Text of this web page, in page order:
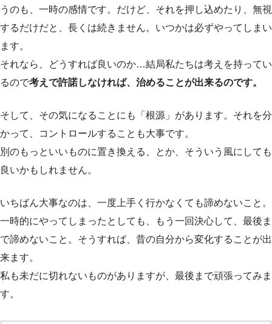
うのも、一時の感情です。だけど、それを押し込めたり、無視
するだけだと、長くは続きません。いつかは必ずやってしまい
ます。
それなら、どうすれば良いのか…結局私たちは考えを持ってい
るので考えで許諾しなければ、治めることが出来るのです。
そして、その気になることにも「根源」があります。それを分
かって、コントロールすることも大事です。
別のもっといいものに置き換える、とか、そういう風にしても
良いかもしれません。
いちばん大事なのは、一度上手く行かなくても諦めないこと。
一時的にやってしまったとしても、もう一回決心して、最後ま
で諦めないこと。そうすれば、昔の自分から変化することが出
来ます。
私も未だに切れないものがありますが、最後まで頑張ってみま
す。